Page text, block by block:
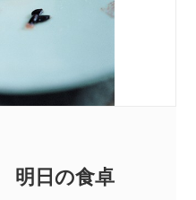
明日の食卓